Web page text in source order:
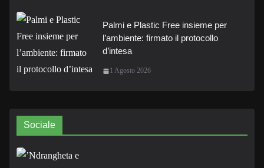
Palmi e Plastic Free insieme per
l’ambiente: firmato il protocollo
d’intesa
1 Agosto 2026
Sociale